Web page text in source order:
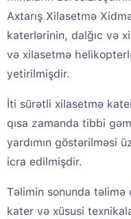
Axtarış Xilasetmə
katerlərinin, dalğıc və
və xilasetmə
yetirilmişdir.
İti sürətli xilasetmə
qısa zamanda tibbi
yardımın göstərilməsi
icra edilmişdir.
Təlimin sonunda təlimə
kater və xüsusi